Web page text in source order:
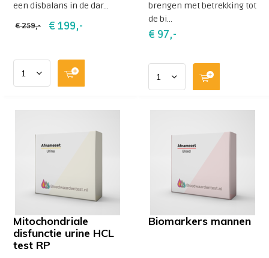
een disbalans in de dar...
€ 259,- € 199,-
brengen met betrekking tot
de bi...
€ 97,-
Mitochondriale
disfunctie urine HCL
test RP
Biomarkers mannen